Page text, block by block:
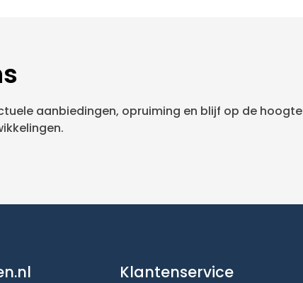
aanbiedingen, opruiming en blijf op de hoogte
Klantenservice